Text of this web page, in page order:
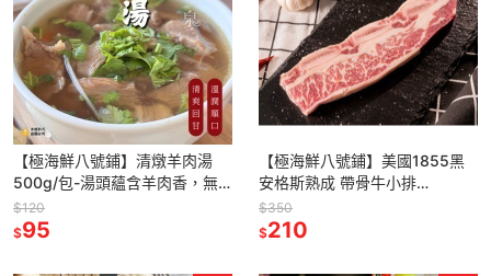
【極海鮮八號鋪】清燉羊肉湯
500g/包-湯頭蘊含羊肉香，無
腥羶味，口口溫補，給您最純正
的 (食補) 滋味
$120
$95
【極海鮮八號鋪】美國1855黑
安格斯熟成 帶骨牛小排
(150±10%公克)
$350
$210